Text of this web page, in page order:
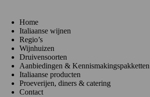
Home
Italiaanse wijnen
Regio’s
Wijnhuizen
Druivensoorten
Aanbiedingen & Kennismakingspakketten
Italiaanse producten
Proeverijen, diners & catering
Contact